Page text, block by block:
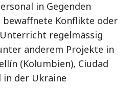
in Gegenden
Konflikte oder
regelmässig
anderem Projekte in
(Kolumbien), Ciudad
in der Ukraine